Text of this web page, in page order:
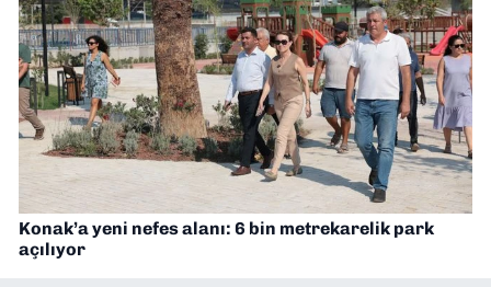
Konak’a yeni nefes alanı: 6 bin metrekarelik park
açılıyor